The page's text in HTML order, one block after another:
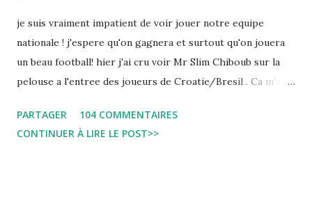
je suis vraiment impatient de voir jouer notre equipe
nationale ! j'espere qu'on gagnera et surtout qu'on jouera
un beau football! hier j'ai cru voir Mr Slim Chiboub sur la
pelouse a l'entree des joueurs de Croatie/Bresil . Ca m'a
instances internationales.( Je me demande d'ailleurs a quoi
est due cette absence !). Anyway... Inchallah Marbouha !
PARTAGER
104 COMMENTAIRES
CONTINUER À LIRE LE POST>>